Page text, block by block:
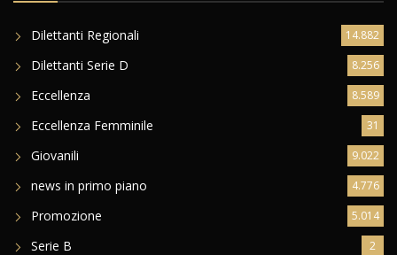
Dilettanti Regionali 14.882
Dilettanti Serie D 8.256
Eccellenza 8.589
Eccellenza Femminile 31
Giovanili 9.022
news in primo piano 4.776
Promozione 5.014
Serie B 2